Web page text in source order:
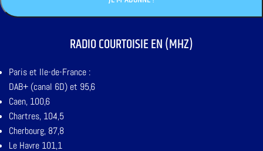
RADIO COURTOISIE EN (MHZ)
Paris et Ile-de-France :
DAB+ (canal 6D) et 95,6
Caen, 100,6
Chartres, 104,5
Cherbourg, 87,8
Le Havre 101,1